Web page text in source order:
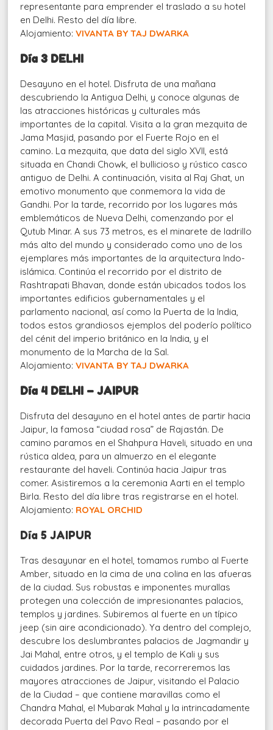
representante para emprender el traslado a su hotel
en Delhi. Resto del día libre.
Alojamiento:VIVANTA BY TAJ DWARKA
Día 3 DELHI
Desayuno en el hotel. Disfruta de una mañana
descubriendo la Antigua Delhi, y conoce algunas de
las atracciones históricas y culturales más
importantes de la capital. Visita a la gran mezquita de
Jama Masjid, pasando por el Fuerte Rojo en el
camino. La mezquita, que data del siglo XVII, está
situada en Chandi Chowk, el bullicioso y rústico casco
antiguo de Delhi. A continuación, visita al Raj Ghat, un
emotivo monumento que conmemora la vida de
Gandhi. Por la tarde, recorrido por los lugares más
emblemáticos de Nueva Delhi, comenzando por el
Qutub Minar. A sus 73 metros, es el minarete de ladrillo
más alto del mundo y considerado como uno de los
ejemplares más importantes de la arquitectura Indo-
islámica. Continúa el recorrido por el distrito de
Rashtrapati Bhavan, donde están ubicados todos los
importantes edificios gubernamentales y el
parlamento nacional, así como la Puerta de la India,
todos estos grandiosos ejemplos del poderío político
del cénit del imperio británico en la India, y el
monumento de la Marcha de la Sal.
Alojamiento:VIVANTA BY TAJ DWARKA
Día 4 DELHI – JAIPUR
Disfruta del desayuno en el hotel antes de partir hacia
Jaipur, la famosa “ciudad rosa” de Rajastán. De
camino paramos en el Shahpura Haveli, situado en una
rústica aldea, para un almuerzo en el elegante
restaurante del haveli. Continúa hacia Jaipur tras
comer. Asistiremos a la ceremonia Aarti en el templo
Birla. Resto del día libre tras registrarse en el hotel.
Alojamiento: ROYAL ORCHID
Día 5 JAIPUR
Tras desayunar en el hotel, tomamos rumbo al Fuerte
Amber, situado en la cima de una colina en las afueras
de la ciudad. Sus robustas e imponentes murallas
protegen una colección de impresionantes palacios,
templos y jardines. Subiremos al fuerte en un típico
jeep (sin aire acondicionado). Ya dentro del complejo,
descubre los deslumbrantes palacios de Jagmandir y
Jai Mahal, entre otros, y el templo de Kali y sus
cuidados jardines. Por la tarde, recorreremos las
mayores atracciones de Jaipur, visitando el Palacio
de la Ciudad – que contiene maravillas como el
Chandra Mahal, el Mubarak Mahal y la intrincadamente
decorada Puerta del Pavo Real – pasando por el